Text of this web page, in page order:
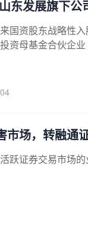
东发展旗下公
国资股东战略性
资母基金合伙企
市场，转融通
跃证券交易市场